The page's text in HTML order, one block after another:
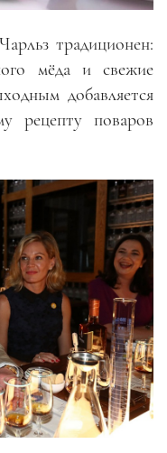
традиционен:
мёда и свежие
добавляется
рецепту поваров